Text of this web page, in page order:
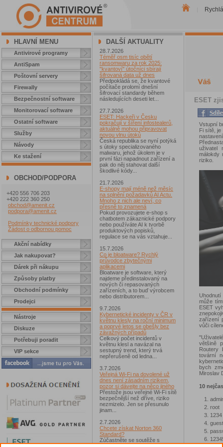
HLAVNÍ MENU
Antivirové programy
AntiSpam
Poštovní servery
Firewally
Bezpečnostní software
Monitorovací software
Ostatní software
Služby
Návody
Ke stažení
OBCHOD/PODPORA
+420 556 706 203
+420 222 360 250
obchod@amenit.cz
podpora@amenit.cz
Podmínky technické podpory
Žádost o odbornou pomoc
Akční nabídky
Jak nakupovat?
Dárek při nákupu
Způsoby platby
Obchodní podmínky
Prodejci
Nástroje
Diskuze
Potřebuji poradit
VIP sekce
DALŠÍ AKTUALITY
28.7.2026
Téměř osm tisíc obětí
ransomwaru za rok 2025:
"kvantoví" útočníci sbírají
šifrovaná data už dnes
Předpokládá se, že kvantové
počítače prolomí dnešní
šifrovací standardy během
následujících deseti let...
27.7.2026
ESET: Hackeři v Česku
pokračují v šíření infostealerů,
aktuálně mohou připravovat
novou vlnu útoků
Česká republika se nyní potýká
s útoky specializovaného
malwaru, jehož úkolem je v
první fázi napadnout zařízení a
pak do něj stahovat další
škodlivé kódy...
21.7.2026
E-shopy mají méně než měsíc
na splnění požadavků AI Actu.
Mnoho z nich ale neví, co
přesně to znamená
Pokud provozujete e-shop s
chatbotem zákaznické podpory
nebo používáte AI k tvorbě
produktových popisků,
regulace se na vás vztahuje...
15.7.2026
Co je bloatware? Rychlý
průvodce zbytečnými
aplikacemi
Bloatware je software, který
najdeme předinstalovaný na
nových či repasovaných
zařízeních, a to buď výrobcem
nebo distributorem...
9.7.2026
Kybernetické incidenty v ČR v
květnu klesly na roční minimum
a poprvé letos se obešly bez
závažných případů
Celkový počet incidentů v
květnu klesl a navázal na
sestupný trend, který trvá
nepřerušeně od ledna...
3.7.2026
Veřejná Wi-Fi na dovolené už
dnes není zásadním rizikem,
pozor si dávejte na něco jiného
Přestože jsou veřejné Wi-Fi sítě
bezpečnější než dříve, riziko
nezmizelo. Jen se přesunulo
jinam...
2.7.2026
Chcete získat Norton 360
Standard?
Zúčastněte se soutěže s
ESET
Vstupní
Fi sítě, je
uživatel
málokdy
riziko.
může
ESET
zařízení
vůči
většině
Routery
tovární
bych
Miroslav
10
root
1234
guest